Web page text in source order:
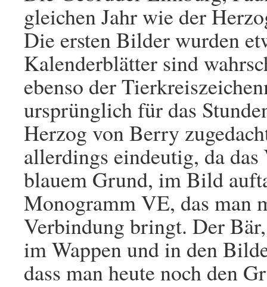
gleichen Jahr wie der
Die ersten Bilder wurden
Kalenderblätter sind
ebenso der
ursprünglich für das
Herzog von Berry
allerdings eindeutig, da
blauem Grund, im Bild
Monogramm VE, das man
Verbindung bringt. Der
im Wappen und in den
dass man heute noch den